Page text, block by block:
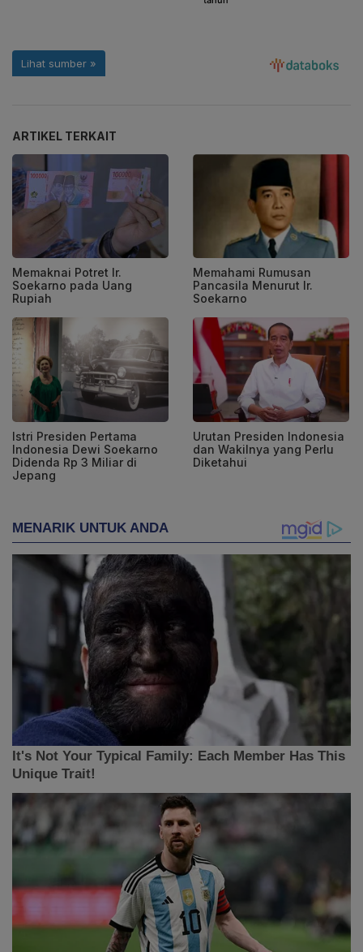
ARTIKEL TERKAIT
Memaknai Potret Ir.
Soekarno pada Uang
Rupiah
Memahami Rumusan
Pancasila Menurut Ir.
Soekarno
Istri Presiden Pertama
Indonesia Dewi Soekarno
Didenda Rp 3 Miliar di
Jepang
Urutan Presiden Indonesia
dan Wakilnya yang Perlu
Diketahui